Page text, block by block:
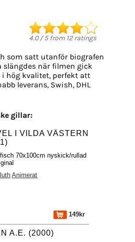
4.0/5from 12ratings
som satt utanför biografen
slängdes när filmen gick
i hög kvalitet, perfekt att
leverans, Swish, DHL
gillar:
I VILDA VÄSTERN
70x100cm nyskick/rullad
Animerat
149kr
A.E. (2000)